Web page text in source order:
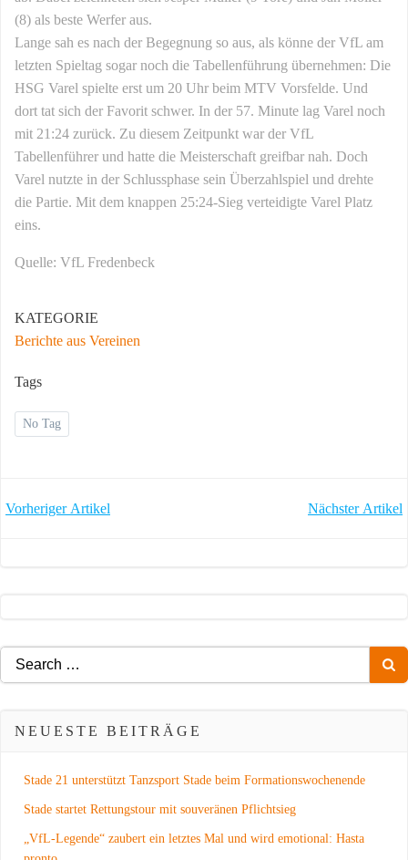
(8) als beste Werfer aus.
Lange sah es nach der Begegnung so aus, als könne der VfL am
letzten Spieltag sogar noch die Tabellenführung übernehmen: Die
HSG Varel spielte erst um 20 Uhr beim MTV Vorsfelde. Und
dort tat sich der Favorit schwer. In der 57. Minute lag Varel noch
mit 21:24 zurück. Zu diesem Zeitpunkt war der VfL
Tabellenführer und hatte die Meisterschaft greifbar nah. Doch
Varel nutzte in der Schlussphase sein Überzahlspiel und drehte
die Partie. Mit dem knappen 25:24-Sieg verteidigte Varel Platz
eins.
Quelle: VfL Fredenbeck
KATEGORIE
Berichte aus Vereinen
Tags
No Tag
POST
Vorheriger Artikel Nächster Artikel
Search
for:
NEUESTE BEITRÄGE
Stade 21 unterstützt Tanzsport Stade beim Formationswochenende
Stade startet Rettungstour mit souveränen Pflichtsieg
„VfL-Legende“ zaubert ein letztes Mal und wird emotional: Hasta